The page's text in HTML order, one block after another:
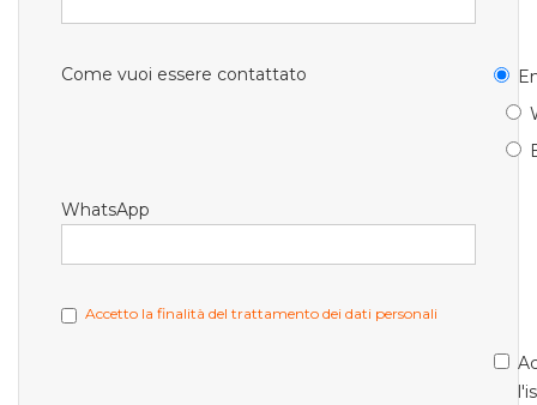
Come vuoi essere contattato
WhatsApp
Accetto la finalità del trattamento dei dati personali